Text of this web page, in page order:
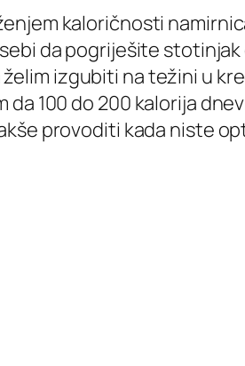
kaloričnosti
da pogriješite
izgubiti na težini u
100 do 200 kalorija
provoditi kada niste